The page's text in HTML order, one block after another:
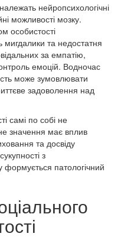
нейропсихологічні
можливості мозку.
особистості
мигдалики та недостатня
за емпатію,
емоцій. Водночас
може зумовлювати
задоволення над
самі по собі не
значення має вплив
та досвіду
з
патологічний